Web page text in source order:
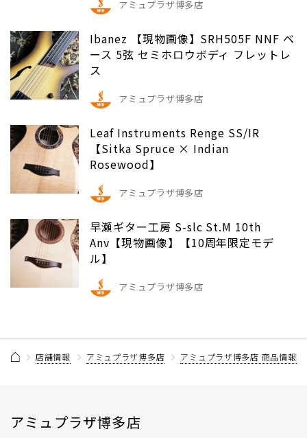
アミュプラザ博多店
Ibanez 【現物画像】SRH505F NNF ベ
ース 5弦 セミホロウボディ フレットレ
ス
アミュプラザ博多店
Leaf Instruments Renge SS/IR
【Sitka Spruce × Indian
Rosewood】
アミュプラザ博多店
早瀬ギター工房 S-slc St.M 10th
Anv【現物画像】【10周年限定モデ
ル】
アミュプラザ博多店
店舗情報 アミュプラザ博多店 アミュプラザ博多店 商品情報
アミュプラザ博多店